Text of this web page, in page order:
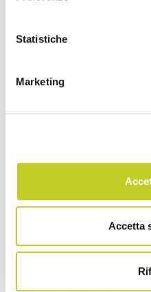
Statistiche
Marketing
Accetta
salvaspazio?
Reformer
pieghevole